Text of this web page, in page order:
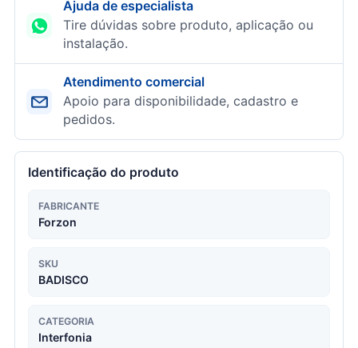
Ajuda de especialista
Tire dúvidas sobre produto, aplicação ou
instalação.
Atendimento comercial
Apoio para disponibilidade, cadastro e
pedidos.
Identificação do produto
FABRICANTE
Forzon
SKU
BADISCO
CATEGORIA
Interfonia